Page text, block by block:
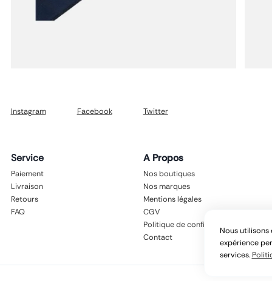
Instagram Facebook Twitter
Service
Paiement
Livraison
Retours
FAQ
A Propos
Nos boutiques
Nos marques
Mentions légales
CGV
Politique de confidentialité
Contact
Nous
expérience
services.